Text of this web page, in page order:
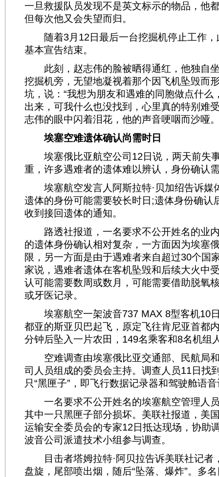
一旦救援队员发现不是英文标示的物品，他
但每次他又会失望而归。
随着3月12日最后一台挖掘机停止工作，
基本宣告结束。
此刻，赵志伟的脸被晒得通红，他独自
挖掘机旁，无望地凝视着那个因飞机坠毁而
坑，说：“我想为朋友和遇难的同胞做点什么
出来，可我什么也没找到，心里真的特别难
志伟的眼中闪着泪花，他的声音哽咽而沙哑
埃塞空难遗体确认尚需时日
埃塞俄比亚航空公司12日说，两天前失
重，许多遇难者的遗体难以辨认，身份确认
埃塞航空发言人阿斯拉特·贝加绍告诉媒
遗体的身份可能需要较长时日;遗体身份确认
收到接回遗体的通知。
路透社报道，一名要求不公开姓名的业
的遗体身份确认相对复杂，一方面因为埃塞
限，另一方面是由于遇难者来自超过30个国
家说，遇难者遗体在客机坠毁和后续大火中
认可能需要数周或数月，可能需要借助脱氧
或牙医记录。
埃塞航空一架波音737 MAX 8型客机10
都亚的斯亚贝巴起飞，原定飞往肯尼亚首都
分钟后坠入一片农田，149名乘客和8名机组
空难调查由埃塞俄比亚交通部、民航局
司人员组成的委员会主持。调查人员11日找
只“黑匣子”，即飞行数据记录器和驾驶舱语
一名要求不公开姓名的埃塞航空管理人
其中一只黑匣子部分损坏。美联社报道，美
运输安全委员会的专家12日抵达现场，协助
波音公司派遣技术小组参与调查。
目击者塔姆拉特·阿贝拉告诉美联社记者
盘旋，尾部喷出烟，随后“坠落、爆炸”。多